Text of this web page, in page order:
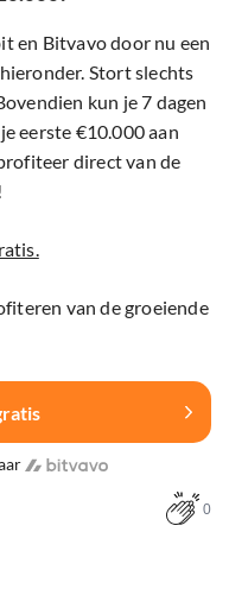
en Bitvavo door nu een
Stort slechts
kun je 7 dagen
eerste €10.000 aan
direct van de
van de groeiende
0